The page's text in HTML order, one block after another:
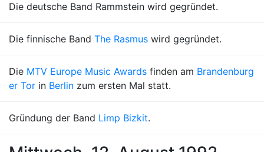
Die deutsche Band Rammstein wird gegründet.
Die finnische Band The Rasmus wird gegründet.
Die MTV Europe Music Awards finden am Brandenburg
er Tor in Berlin zum ersten Mal statt.
Gründung der Band Limp Bizkit.